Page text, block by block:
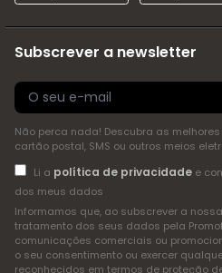
Subscrever a newsletter
Não perca nada! Descubra as
cartão postal, SMS ou outros meios
Li a política de privacidadee
dos meus dados
Informamos que, ao subscrever a
tratamento dos seus dados pela
comunicações comerciais ou
o seu consentimento ou exercer
reconhecidos em termos de proteção